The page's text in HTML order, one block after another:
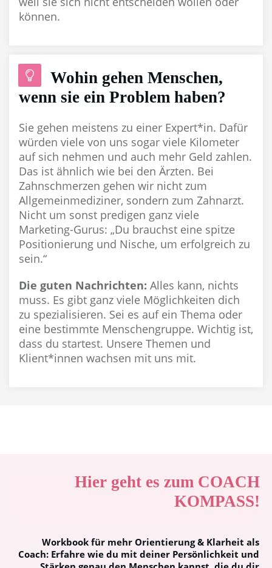
können.
Wohin gehen Menschen,
wenn sie ein Problem haben?
Sie gehen meistens zu einer Expert*in. Dafür
würden viele von uns sogar viele Kilometer
auf sich nehmen und auch mehr Geld zahlen.
Das ist ähnlich wie bei den Ärzten. Bei
Zahnschmerzen gehen wir nicht zum
Allgemeinmediziner, sondern zum Zahnarzt.
Nicht um sonst predigen ganz viele
Marketing-Gurus: „Du brauchst eine spitze
Positionierung und Nische, um erfolgreich zu
sein.“
Die guten Nachrichten: Alles kann, nichts
muss. Es gibt ganz viele Möglichkeiten dich
zu spezialisieren. Sei es auf ein Thema oder
eine bestimmte Menschengruppe. Wichtig ist,
dass du startest. Unsere Themen und
Klient*innen wachsen mit uns mit.
Hier geht es zum COACH
KOMPASS!
Workbook für mehr Orientierung & Klarheit als
Coach: Erfahre wie du mit deiner Persönlichkeit und